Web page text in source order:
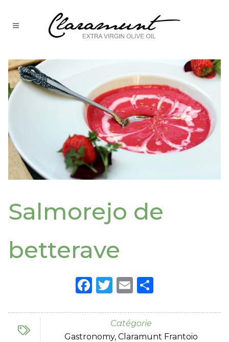
Salmorejo de
betterave
Facebook
Twitter
Email
Catégorie
Gastronomy Claramunt Frantoio